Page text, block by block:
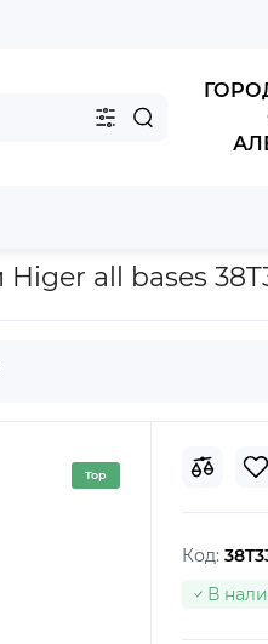
жидкости Higer all bases
all bases
Top
Код:
В